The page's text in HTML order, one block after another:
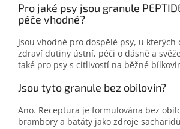
Pro jaké psy jsou granule
péče vhodné?
Jsou vhodné pro dospělé psy, u
zdraví dutiny ústní, péči o dásně a
také pro psy s citlivostí na běžné
Jsou tyto granule bez obilovin?
Ano. Receptura je formulována bez
brambory a batáty jako zdroje